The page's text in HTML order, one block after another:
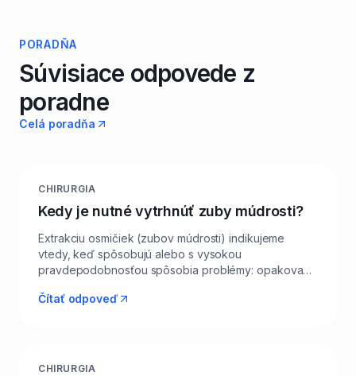
PORADŇA
Súvisiace odpovede z
poradne
Celá poradňa
CHIRURGIA
Kedy je nutné vytrhnúť zuby múdrosti?
Extrakciu osmičiek (zubov múdrosti) indikujeme
vtedy, keď spôsobujú alebo s vysokou
pravdepodobnosťou spôsobia problémy: opakované
kazy v ťažko dostupnom mieste, cystické zmeny
Leviciach pred rozhodnutím robíme RTG, prípadne
Čítať odpoveď
CHIRURGIA